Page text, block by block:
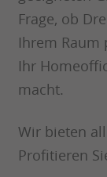
Frage, ob
Ihrem Raum
Ihr
macht.
Wir bieten
Profitieren